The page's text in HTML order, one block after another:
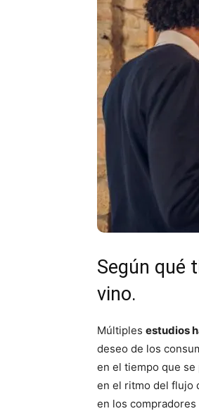
Según qué
vino.
Múltiples estudios
deseo de los
en el tiempo que se
en el ritmo del flujo
en los